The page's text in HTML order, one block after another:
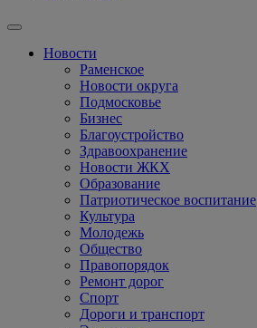
Новости
Раменское
Новости округа
Подмосковье
Бизнес
Благоустройство
Здравоохранение
Новости ЖКХ
Образование
Патриотическое воспитание
Культура
Молодежь
Общество
Правопорядок
Ремонт дорог
Спорт
Дороги и транспорт